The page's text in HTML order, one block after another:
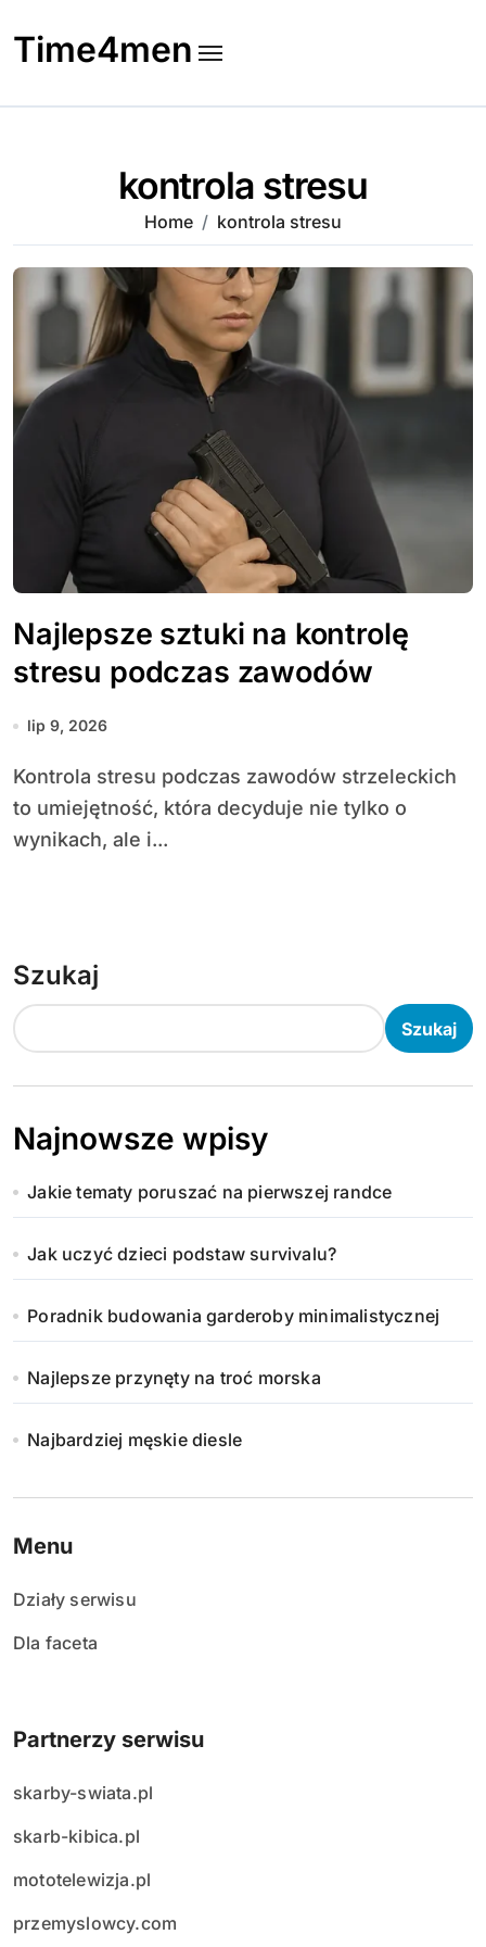
to
content
Time4men
kontrola stresu
Home kontrola stresu
Najlepsze sztuki na kontrolę
stresu podczas zawodów
lip 9, 2026
Kontrola stresu podczas zawodów strzeleckich
to umiejętność, która decyduje nie tylko o
wynikach, ale i...
Szukaj
Szukaj
Najnowsze wpisy
Jakie tematy poruszać na pierwszej randce
Jak uczyć dzieci podstaw survivalu?
Poradnik budowania garderoby minimalistycznej
Najlepsze przynęty na troć morska
Najbardziej męskie diesle
Menu
Działy serwisu
Dla faceta
Partnerzy serwisu
skarby-swiata.pl
skarb-kibica.pl
mototelewizja.pl
przemyslowcy.com